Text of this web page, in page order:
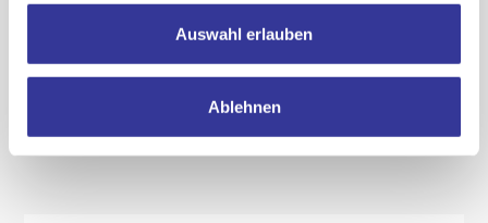
Auswahl erlauben
Ablehnen